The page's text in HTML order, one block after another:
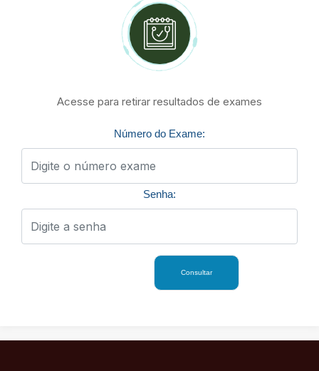
Acesse para retirar resultados de exames
Número do Exame:
Senha: